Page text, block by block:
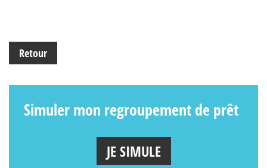
Retour
Simuler mon regroupement de prêt
JE SIMULE